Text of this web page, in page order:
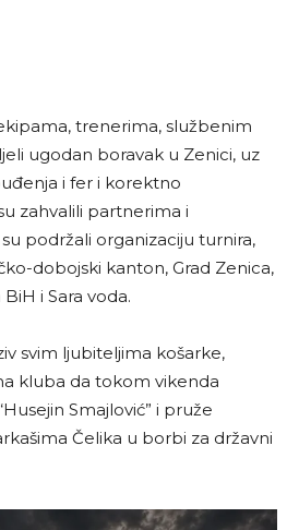
trenerima, službenim
ugodan boravak u Zenici, uz
i fer i korektno
zahvalili partnerima i
podržali organizaciju turnira,
dobojski kanton, Grad Zenica,
i Sara voda.
svim ljubiteljima košarke,
kluba da tokom vikenda
Smajlović” i pruže
Čelika u borbi za državni